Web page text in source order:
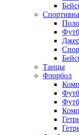
Поло
Танцы
Флорбол